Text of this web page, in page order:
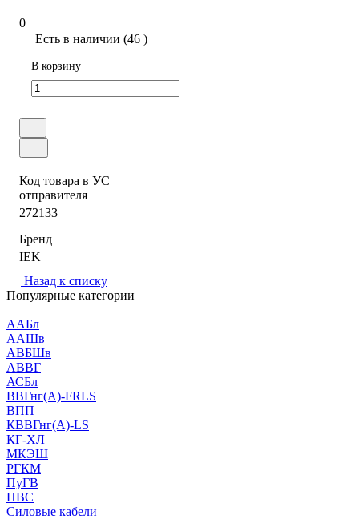
0
Есть в наличии (46 )
В корзину
Код товара в УС
отправителя
272133
Бренд
IEK
Назад к списку
Популярные категории
ААБл
ААШв
АВБШв
АВВГ
АСБл
ВВГнг(А)-FRLS
ВПП
КВВГнг(А)-LS
КГ-ХЛ
МКЭШ
РГКМ
ПуГВ
ПВС
Силовые кабели